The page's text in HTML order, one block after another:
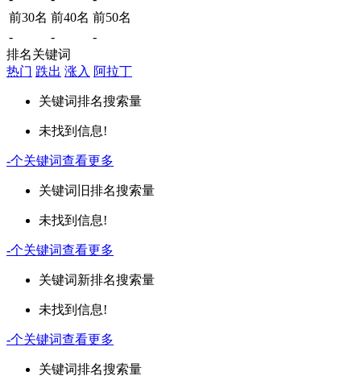
前30名 前40名 前50名
-
-
-
排名关键词
热门 跌出 涨入 阿拉丁
关键词排名搜索量
未找到信息!
-个关键词查看更多
关键词 旧排名搜索量
未找到信息!
-个关键词查看更多
关键词新排名搜索量
未找到信息!
-个关键词查看更多
关键词排名搜索量